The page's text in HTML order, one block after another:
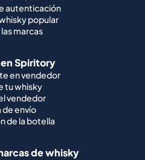
autenticación
popular
marcas
Spiritory
en vendedor
tu whisky
vendedor
de envío
de la botella
de whisky